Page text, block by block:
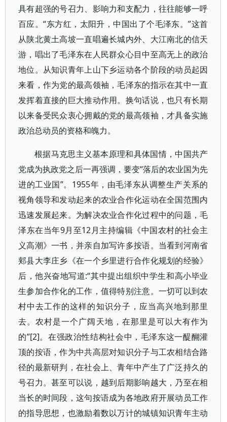
具有超强的号召力、影响力和支配力，往往能够一呼
百应。“东方红，太阳升，中国出了个毛泽东。”这首
从陕北黄土高坡一直唱遍长城内外、大江南北的信天
游，唱出了毛泽东在人民群众心目中至高无上的政治
地位。从知识青年上山下乡运动各个阶段的动员起因
来看，作为党的最高领袖，毛泽东的指示在其中一直
发挥着直接的巨大推动作用。换句话说，也只有长期
以来备受民众衷心拥戴的党的最高领袖，才具备实施
政治总动员的资格和魄力。
根据马克思主义基本原理和具体国情，中国共产
党成为执政党之后一再强调，要变“落后的农业国为先
进的工业国”。1955年，由毛泽东从调整生产关系的
视角领导和发动起来的农业合作化运动在全国范围内
迅速发展起来。为解决农业合作化过程中的问题，毛
泽东在当年9月至12月主持编辑《中国农村的社会主
义高潮》一书，并亲自加写许多按语。当看到河南省
郏县大李庄乡《在一个乡里进行合作化规划的经验》
后，他兴奋地写道:“其中提出组织中学生和高小毕业
生参加合作化的工作，值得特别注意。一切可以到农
村中去工作的这样的知识分子，应当高兴地到那里
去。农村是一个广阔天地，在那里是可以大有作为
的”[2]。在强政治性结构社会中，毛泽东这一醍醐灌
顶的按语，作为中共高层对知识分子与工农相结合路
径的最新研判，在社会上、青年中产生了广泛持久的
号召力。甚至可以说，越到后期影响越大，乃至在相
当长的时间段，这句按语成为各地政府开展动员工作
的指导思想，也激励着数以万计的城镇知识青年主动